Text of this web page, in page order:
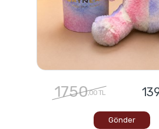
1750,00 TL
Gönder